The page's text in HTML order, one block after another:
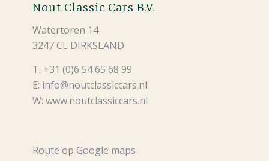
Nout Classic Cars B.V.
Watertoren 14
3247 CL DIRKSLAND
T: +31 (0)6 54 65 68 99
E: info@noutclassiccars.nl
W: www.noutclassiccars.nl
Route op Google maps